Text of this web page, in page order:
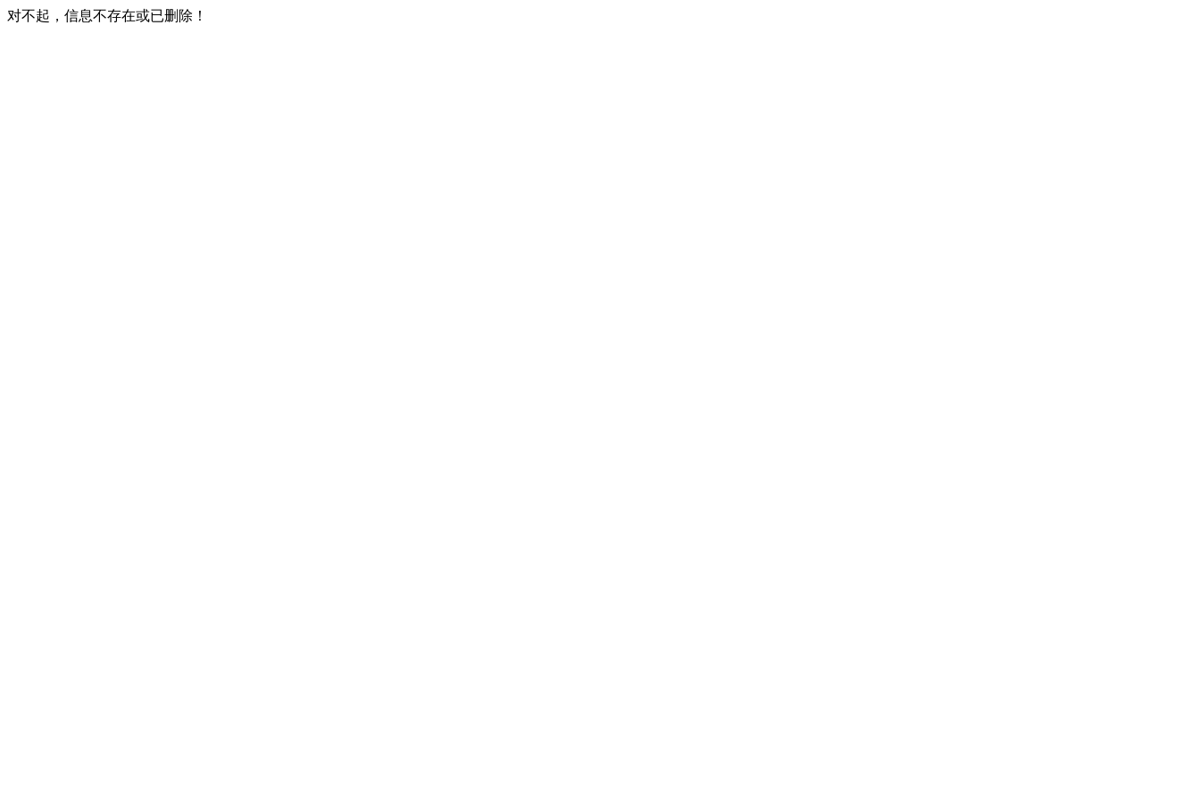
对不起，信息不存在或已删除！